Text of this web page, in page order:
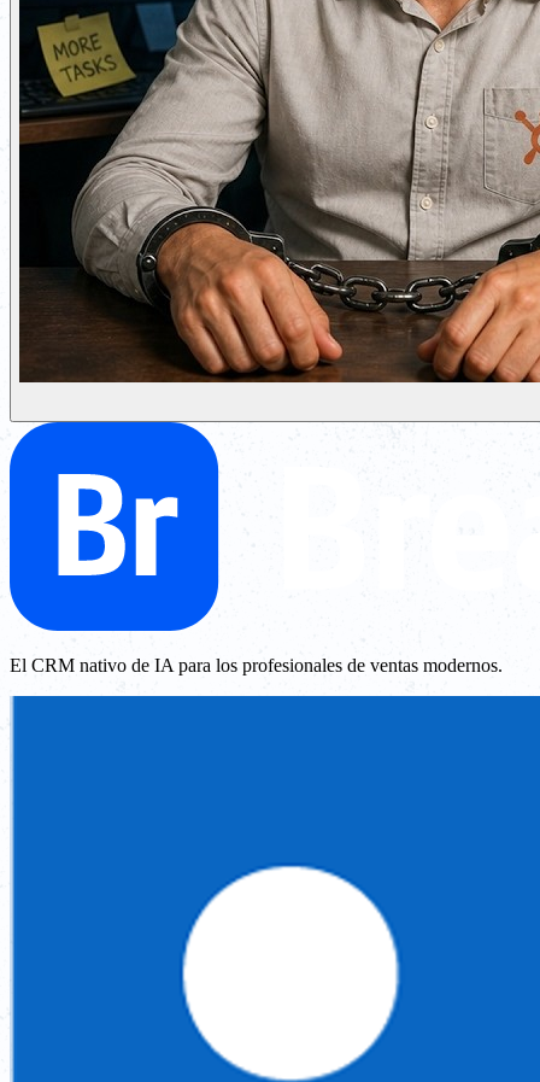
El CRM nativo de IA para los profesionales de ventas modernos.